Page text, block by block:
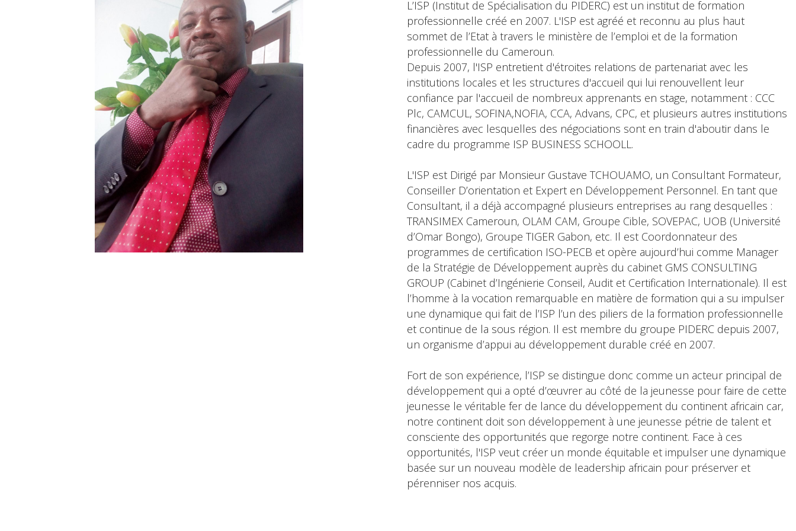
L’ISP (Institut de Spécialisation du PIDERC) est un institut de formation
professionnelle créé en 2007. L'ISP est agréé et reconnu au plus haut
sommet de l’Etat à travers le ministère de l’emploi et de la formation
professionnelle du Cameroun.
Depuis 2007, l'ISP entretient d'étroites relations de partenariat avec les
institutions locales et les structures d'accueil qui lui renouvellent leur
confiance par l'accueil de nombreux apprenants en stage, notamment : CCC
Plc, CAMCUL, SOFINA,NOFIA, CCA, Advans, CPC, et plusieurs autres institutions
financières avec lesquelles des négociations sont en train d'aboutir dans le
cadre du programme ISP BUSINESS SCHOOLL.
L'ISP est Dirigé par Monsieur Gustave TCHOUAMO, un Consultant Formateur,
Conseiller D’orientation et Expert en Développement Personnel. En tant que
Consultant, il a déjà accompagné plusieurs entreprises au rang desquelles :
TRANSIMEX Cameroun, OLAM CAM, Groupe Cible, SOVEPAC, UOB (Université
d’Omar Bongo), Groupe TIGER Gabon, etc. Il est Coordonnateur des
programmes de certification ISO-PECB et opère aujourd’hui comme Manager
de la Stratégie de Développement auprès du cabinet GMS CONSULTING
GROUP (Cabinet d’Ingénierie Conseil, Audit et Certification Internationale). Il est
l’homme à la vocation remarquable en matière de formation qui a su impulser
une dynamique qui fait de l’ISP l’un des piliers de la formation professionnelle
et continue de la sous région. Il est membre du groupe PIDERC depuis 2007,
un organisme d’appui au développement durable créé en 2007.
Fort de son expérience, l’ISP se distingue donc comme un acteur principal de
développement qui a opté d’œuvrer au côté de la jeunesse pour faire de cette
jeunesse le véritable fer de lance du développement du continent africain car,
notre continent doit son développement à une jeunesse pétrie de talent et
consciente des opportunités que regorge notre continent. Face à ces
opportunités, l'ISP veut créer un monde équitable et impulser une dynamique
basée sur un nouveau modèle de leadership africain pour préserver et
pérenniser nos acquis.